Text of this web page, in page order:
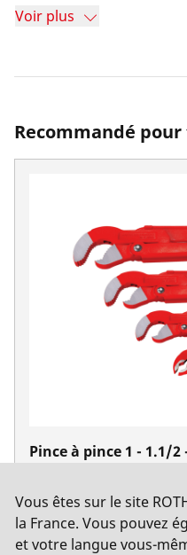
Voir plus
Recommandé
Pince à pince 1 - 1.1/2
Vous êtes sur le site
la France. Vous pouvez
et votre langue vous-